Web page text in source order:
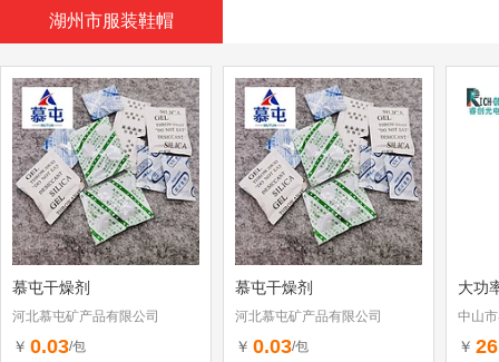
湖州市服装鞋帽
慕屯干燥剂
河北慕屯矿产品有限公司
￥ 0.03/包
慕屯干燥剂
河北慕屯矿产品有限公司
￥ 0.03/包
大功
中山
￥